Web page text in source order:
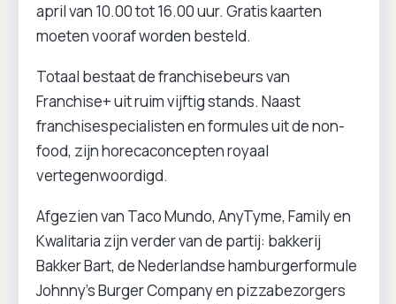
april van 10.00 tot 16.00 uur. Gratis kaarten
moeten vooraf worden besteld.
Totaal bestaat de franchisebeurs van
Franchise+ uit ruim vijftig stands. Naast
franchisespecialisten en formules uit de non-
food, zijn horecaconcepten royaal
vertegenwoordigd.
Afgezien van Taco Mundo, AnyTyme, Family en
Kwalitaria zijn verder van de partij: bakkerij
Bakker Bart, de Nederlandse hamburgerformule
Johnny’s Burger Company en pizzabezorgers